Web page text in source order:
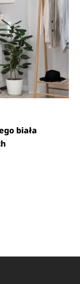
biała